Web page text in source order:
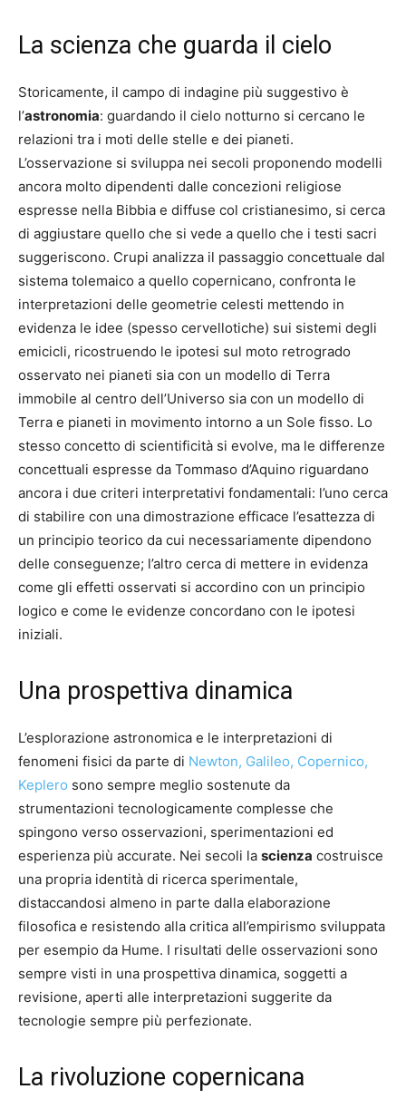
La scienza che guarda il cielo
Storicamente, il campo di indagine più suggestivo è
l’astronomia: guardando il cielo notturno si cercano le
relazioni tra i moti delle stelle e dei pianeti.
L’osservazione si sviluppa nei secoli proponendo modelli
ancora molto dipendenti dalle concezioni religiose
espresse nella Bibbia e diffuse col cristianesimo, si cerca
di aggiustare quello che si vede a quello che i testi sacri
suggeriscono. Crupi analizza il passaggio concettuale dal
sistema tolemaico a quello copernicano, confronta le
interpretazioni delle geometrie celesti mettendo in
evidenza le idee (spesso cervellotiche) sui sistemi degli
emicicli, ricostruendo le ipotesi sul moto retrogrado
osservato nei pianeti sia con un modello di Terra
immobile al centro dell’Universo sia con un modello di
Terra e pianeti in movimento intorno a un Sole fisso. Lo
stesso concetto di scientificità si evolve, ma le differenze
concettuali espresse da Tommaso d’Aquino riguardano
ancora i due criteri interpretativi fondamentali: l’uno cerca
di stabilire con una dimostrazione efficace l’esattezza di
un principio teorico da cui necessariamente dipendono
delle conseguenze; l’altro cerca di mettere in evidenza
come gli effetti osservati si accordino con un principio
logico e come le evidenze concordano con le ipotesi
iniziali.
Una prospettiva dinamica
L’esplorazione astronomica e le interpretazioni di
fenomeni fisici da parte di Newton, Galileo, Copernico,
Keplero sono sempre meglio sostenute da
strumentazioni tecnologicamente complesse che
spingono verso osservazioni, sperimentazioni ed
esperienza più accurate. Nei secoli la scienza costruisce
una propria identità di ricerca sperimentale,
distaccandosi almeno in parte dalla elaborazione
filosofica e resistendo alla critica all’empirismo sviluppata
per esempio da Hume. I risultati delle osservazioni sono
sempre visti in una prospettiva dinamica, soggetti a
revisione, aperti alle interpretazioni suggerite da
tecnologie sempre più perfezionate.
La rivoluzione copernicana